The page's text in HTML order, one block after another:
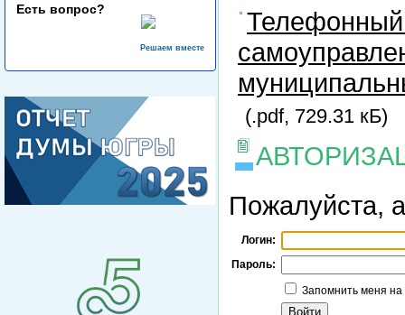
Есть вопрос?
Решаем вместе
Телефонный
(.pdf, 729.31 кБ)
Пожалуйста,
Логин:
Пароль:
Запомнить меня